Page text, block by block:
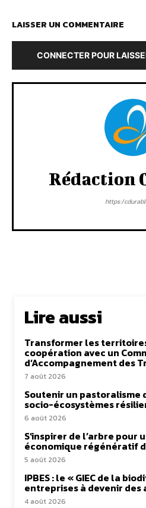
LAISSER UN COMMENTAIRE
CONNECTER POUR
Rédaction
https:/
Lire aussi
Transformer les
coopération avec un
d’Accompagnement des
7 août 2026
Soutenir un pastoralisme
socio-écosystèmes
6 août 2026
S’inspirer de l’arbre pour
économique régénératif
5 août 2026
IPBES : le « GIEC de la
entreprises à devenir
4 août 2026